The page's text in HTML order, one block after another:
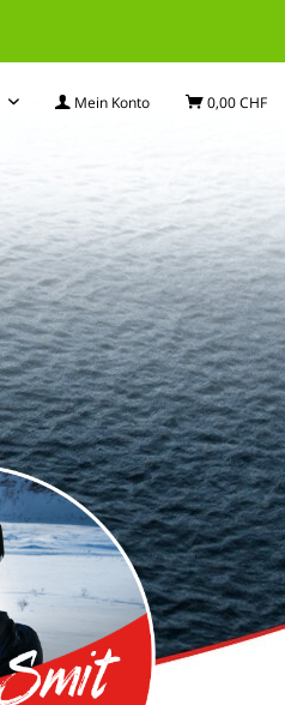
Mein Konto 0,00 CHF